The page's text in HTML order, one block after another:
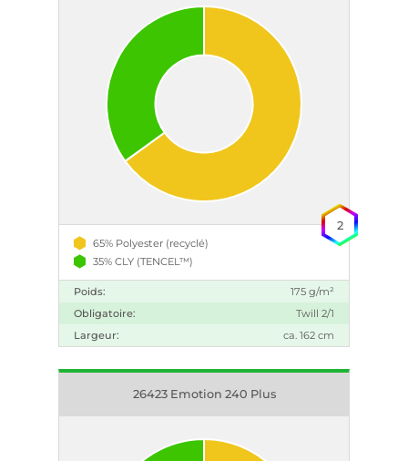
65% Polyester (recyclé)
35% CLY (TENCEL™)
Poids:
175 g/m²
Obligatoire:
Twill 2/1
Largeur:
ca. 162 cm
2
26423 Emotion 240 Plus